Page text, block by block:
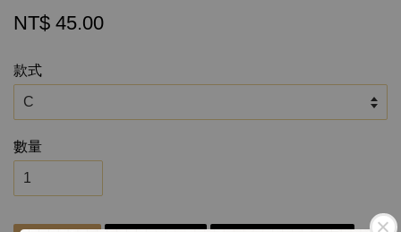
NT$ 45.00
款式
數量